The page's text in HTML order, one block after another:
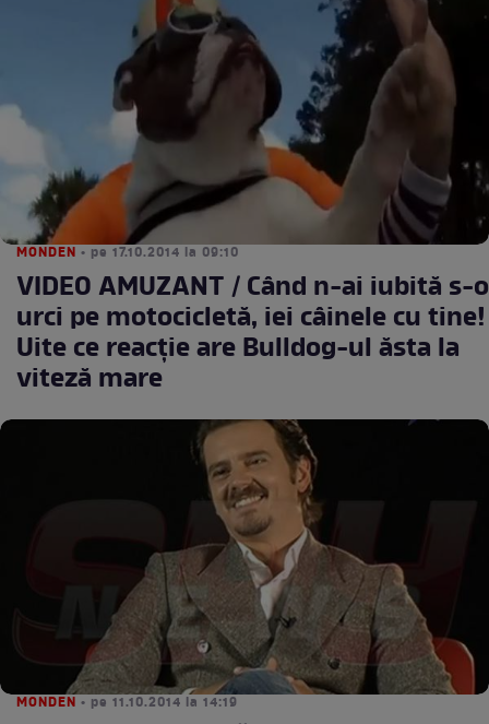
MONDEN • pe 17.10.2014 la 09:10
VIDEO AMUZANT / Când n-ai iubită s-o
urci pe motocicletă, iei câinele cu tine!
Uite ce reacţie are Bulldog-ul ăsta la
viteză mare
MONDEN • pe 11.10.2014 la 14:19